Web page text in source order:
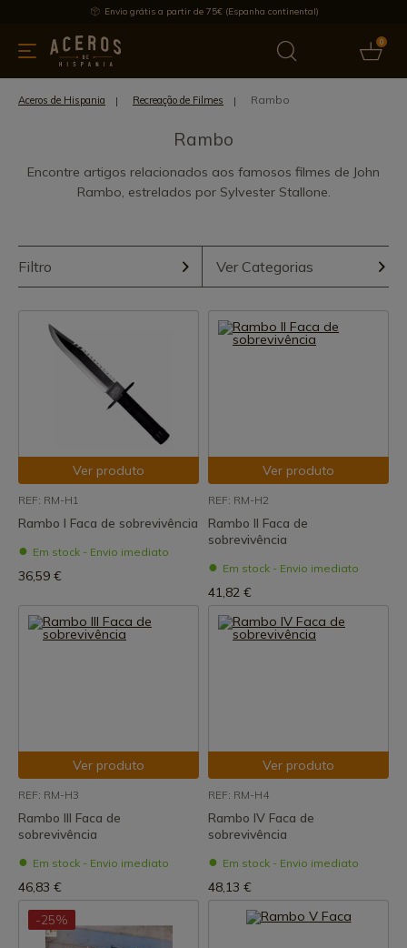
Envio grátis a partir de 75€ (Espanha continental)
0
& Utensílios de cozinha Oferece Últimas notícias
Aceros de Hispania Recreação de Filmes Rambo
Rambo
Encontre artigos relacionados aos famosos filmes de John
Rambo, estrelados por Sylvester Stallone.
Filtro Ver Categorias
Ver produto
REF: RM-H1
Rambo I Faca de sobrevivência
Em stock - Envio imediato
36,59 €
Ver produto
REF: RM-H2
Rambo II Faca de
sobrevivência
Em stock - Envio imediato
41,82 €
Ver produto
REF: RM-H3
Rambo III Faca de
sobrevivência
Em stock - Envio imediato
46,83 €
Ver produto
REF: RM-H4
Rambo IV Faca de
sobrevivência
Em stock - Envio imediato
48,13 €
-25%